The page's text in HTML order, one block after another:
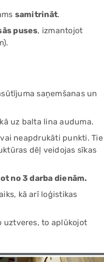
samitrināt.
puses, izmantojot
saņemšanas un
uz balta lina auduma.
neapdrukāti punkti. Tie
dēļ veidojas sīkas
no 3 darba dienām.
kā arī loģistikas
uztveres, to aplūkojot